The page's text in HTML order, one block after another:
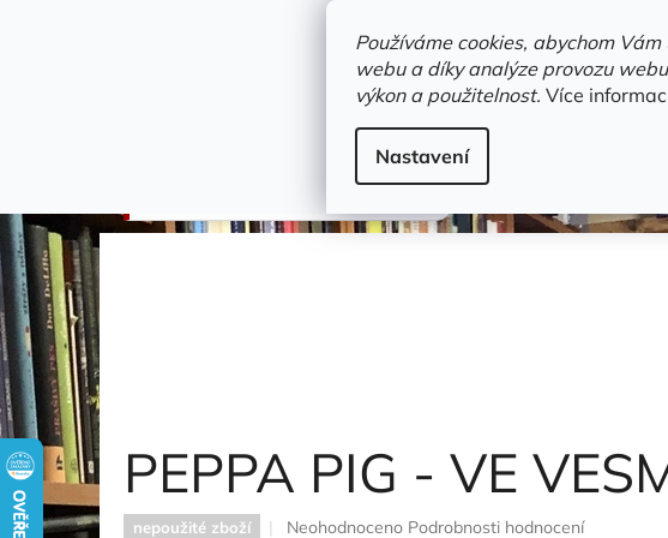
Používáme cookies, abychom
webu a díky analýze provozu
výkon a použitelnost. Více
Nastavení
Novinky Trvalky a bestsellery
Dětské / Dobrodružné knihy
PEPPA PIG - VE VESMÍRU
PEPPA PIG - VE
nepoužité zboží
Průměrné
Neohodnoceno Podrobnosti hodnocení